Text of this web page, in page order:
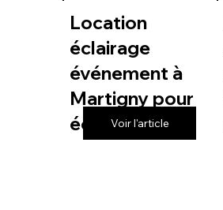
Location
éclairage
événement à
Martigny pour
écoleVoir l'article